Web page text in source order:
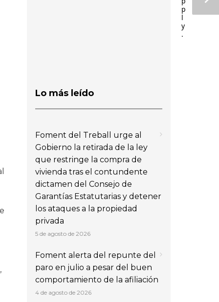
p
l
y
.
Lo más leído
Foment del Treball urge al
Gobierno la retirada de la ley
que restringe la compra de
vivienda tras el contundente
dictamen del Consejo de
Garantías Estatutarias y detener
los ataques a la propiedad
privada
5 de agosto de 2026
Foment alerta del repunte del
paro en julio a pesar del buen
comportamiento de la afiliación
4 de agosto de 2026